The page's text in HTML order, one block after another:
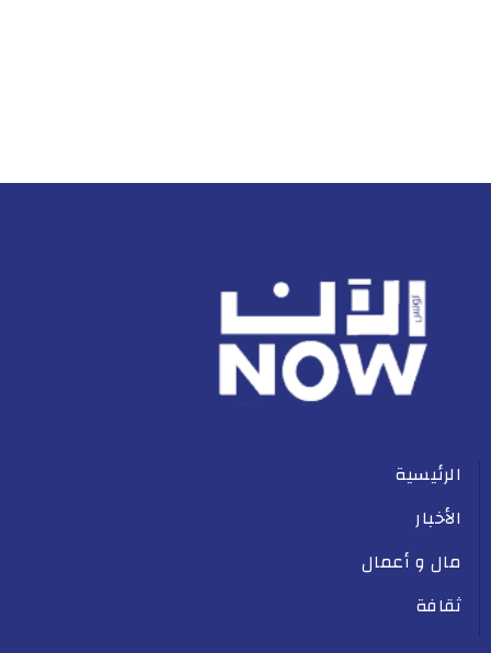
الرئيسية
الأخبار
مال و أعمال
ثقافة